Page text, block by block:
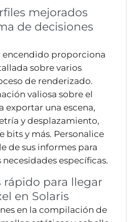
mejorados
de decisiones
encendido proporciona
sobre varios
de renderizado.
valiosa sobre el
exportar una escena,
y desplazamiento,
bits y más. Personalice
de sus informes para
necesidades específicas.
rápido para llegar
en Solaris
en la compilación de